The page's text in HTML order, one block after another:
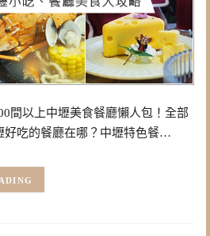
間以上中壢美食餐廳懶人包！全部
好吃的餐廳在哪？中壢特色餐…